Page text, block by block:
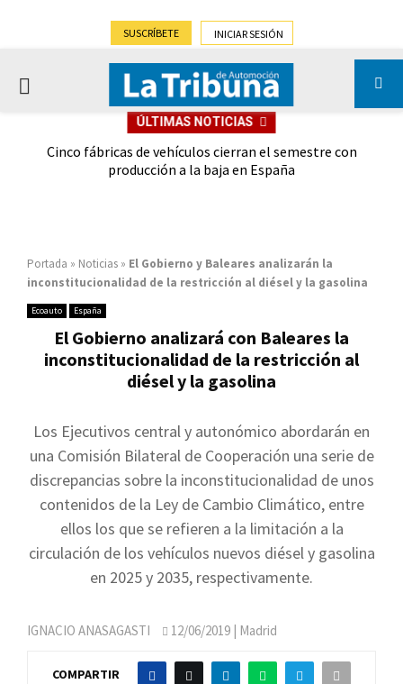
SUSCRÍBETE INICIAR SESIÓN
PRIMARY
ÚLTIMAS NOTICIAS
Cinco fábricas de vehículos cierran el semestre con
producción a la baja en España
Portada » Noticias » El Gobierno y Baleares analizarán la
inconstitucionalidad de la restricción al diésel y la gasolina
Ecoauto España
El Gobierno analizará con Baleares la
inconstitucionalidad de la restricción al
diésel y la gasolina
Los Ejecutivos central y autonómico abordarán en
una Comisión Bilateral de Cooperación una serie de
discrepancias sobre la inconstitucionalidad de unos
contenidos de la Ley de Cambio Climático, entre
ellos los que se refieren a la limitación a la
circulación de los vehículos nuevos diésel y gasolina
en 2025 y 2035, respectivamente.
IGNACIO ANASAGASTI 12/06/2019 | Madrid
COMPARTIR